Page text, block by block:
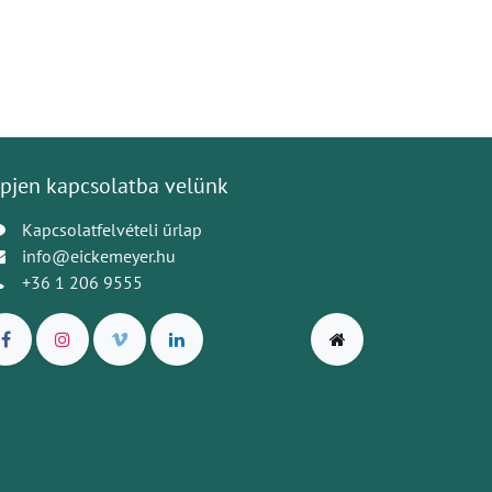
kapcsolatba velünk
Kapcsolatfelvételi űrlap
info@eickemeyer.hu
+36 1 206 9555